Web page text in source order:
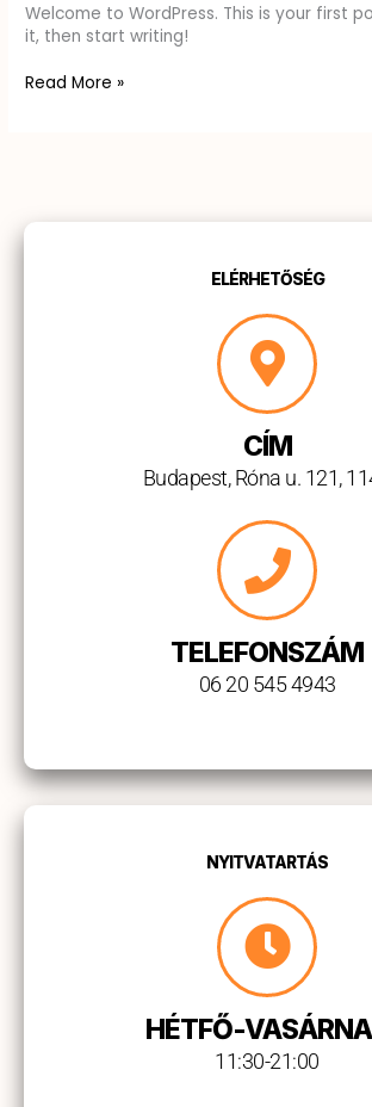
Welcome to WordPress. This is your first
it, then start writing!
Read More »
ELÉRHETŐSÉG
CÍM
Budapest, Róna u. 121,
TELEFONSZÁM
06 20 545 4943
NYITVATARTÁS
HÉTFŐ-
11:30-21:00